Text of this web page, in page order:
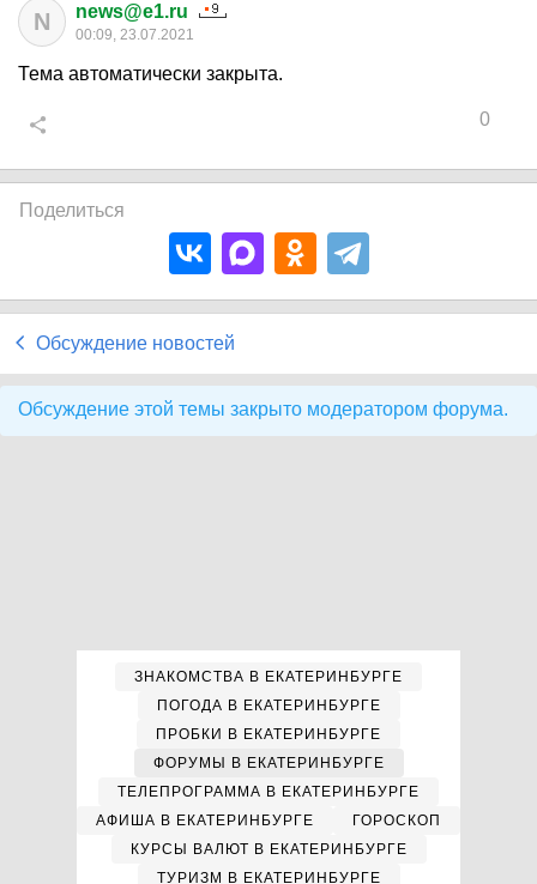
N news@e1.ru
00:09, 23.07.2021
Тема автоматически закрыта.
0
Поделиться
Обсуждение новостей
Обсуждение этой темы закрыто модератором форума.
ЗНАКОМСТВА В ЕКАТЕРИНБУРГЕ
ПОГОДА В ЕКАТЕРИНБУРГЕ
ПРОБКИ В ЕКАТЕРИНБУРГЕ
ФОРУМЫ В ЕКАТЕРИНБУРГЕ
ТЕЛЕПРОГРАММА В ЕКАТЕРИНБУРГЕ
АФИША В ЕКАТЕРИНБУРГЕ
ГОРОСКОП
КУРСЫ ВАЛЮТ В ЕКАТЕРИНБУРГЕ
ТУРИЗМ В ЕКАТЕРИНБУРГЕ